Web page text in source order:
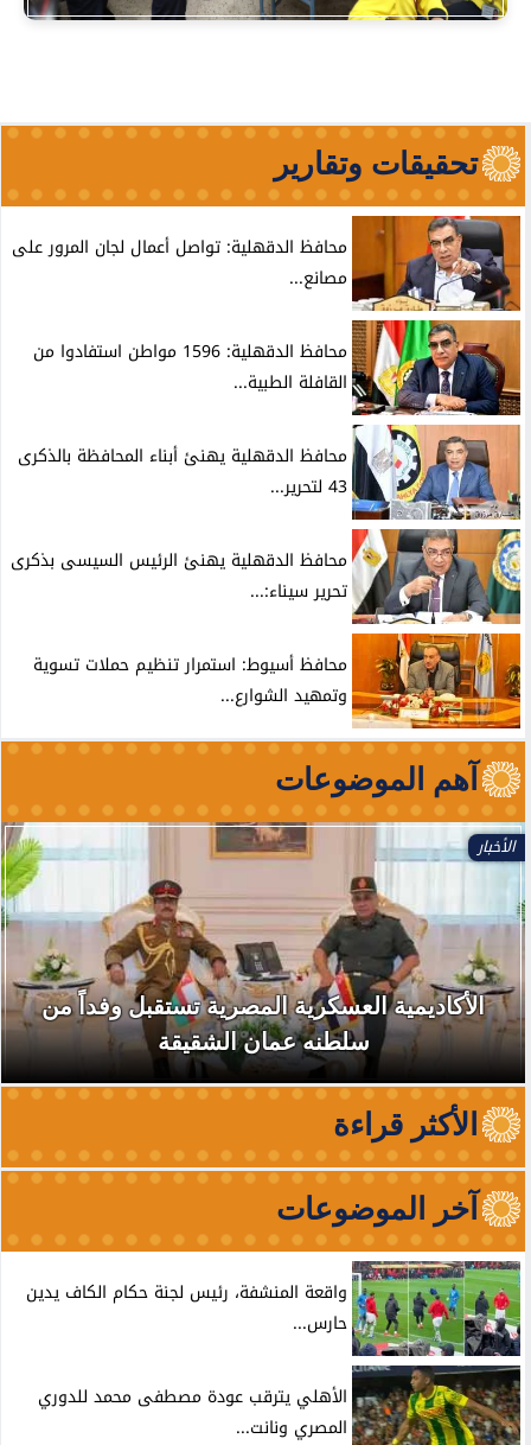
تحقيقات وتقارير
محافظ الدقهلية: تواصل أعمال لجان المرور على
مصانع...
محافظ الدقهلية: 1596 مواطن استفادوا من
القافلة الطبية...
محافظ الدقهلية يهنئ أبناء المحافظة بالذكرى
43 لتحرير...
محافظ الدقهلية يهنئ الرئيس السيسى بذكرى
تحرير سيناء:...
محافظ أسيوط: استمرار تنظيم حملات تسوية
وتمهيد الشوارع...
آهم الموضوعات
الأخبار
الأكاديمية العسكرية المصرية تستقبل وفداً من
سلطنه عمان الشقيقة
الأكثر قراءة
آخر الموضوعات
واقعة المنشفة، رئيس لجنة حكام الكاف يدين
حارس...
الأهلي يترقب عودة مصطفى محمد للدوري
المصري ونانت...